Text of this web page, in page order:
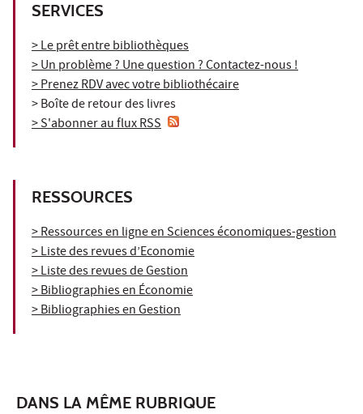
SERVICES
> Le prêt entre bibliothèques
> Un problème ? Une question ? Contactez-nous !
> Prenez RDV avec votre bibliothécaire
> Boîte de retour des livres
> S'abonner au flux RSS
RESSOURCES
> Ressources en ligne en Sciences économiques-gestion
> Liste des revues d’Economie
> Liste des revues de Gestion
> Bibliographies en Économie
> Bibliographies en Gestion
DANS LA MÊME RUBRIQUE